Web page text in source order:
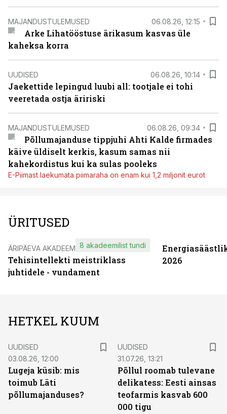
MAJANDUSTULEMUSED 06.08.26, 12:15
Arke Lihatööstuse ärikasum kasvas üle
kaheksa korra
UUDISED 06.08.26, 10:14
Jaekettide lepingud luubi all: tootjale ei tohi
veeretada ostja äririski
MAJANDUSTULEMUSED 06.08.26, 09:34
Põllumajanduse tippjuhi Ahti Kalde firmades
käive üldiselt kerkis, kasum samas nii
kahekordistus kui ka sulas pooleks
E-Piimast laekumata piimaraha on enam kui 1,2 miljonit eurot
ÜRITUSED
ÄRIPÄEVA AKADEEMIA
Tehisintellekti meistriklass
juhtidele - vundament
8 akadeemilist tundi
2026
HETKEL KUUM
UUDISED
03.08.26, 12:00
Lugeja küsib: mis
toimub Läti
põllumajanduses?
UUDISED
31.07.26, 13:21
Põllul roomab tulevane
delikatess: Eesti ainsas
teofarmis kasvab 600
000 tigu